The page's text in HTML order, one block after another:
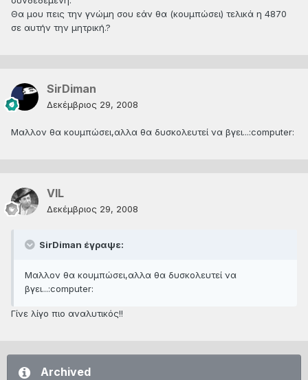
Θα μου πεις την γνώμη σου εάν θα (κουμπώσει) τελικά η 4870
σε αυτήν την μητρική.?
SirDiman
Δεκέμβριος 29, 2008
Μαλλον θα κουμπώσει,αλλα θα δυσκολευτεί να βγει...:computer:
VIL
Δεκέμβριος 29, 2008
SirDiman έγραψε:
Μαλλον θα κουμπώσει,αλλα θα δυσκολευτεί να
βγει...:computer:
Γίνε λίγο πιο αναλυτικός!!
Archived